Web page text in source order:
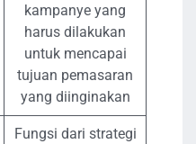
kampanye yang
harus dilakukan
untuk mencapai
tujuan pemasaran
yang diinginakan
Fungsi dari strategi